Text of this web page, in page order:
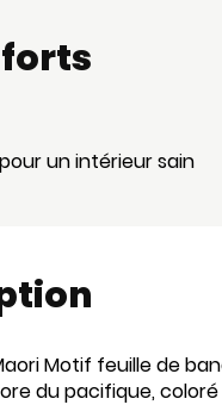
un intérieur sain
Motif feuille de
du pacifique,